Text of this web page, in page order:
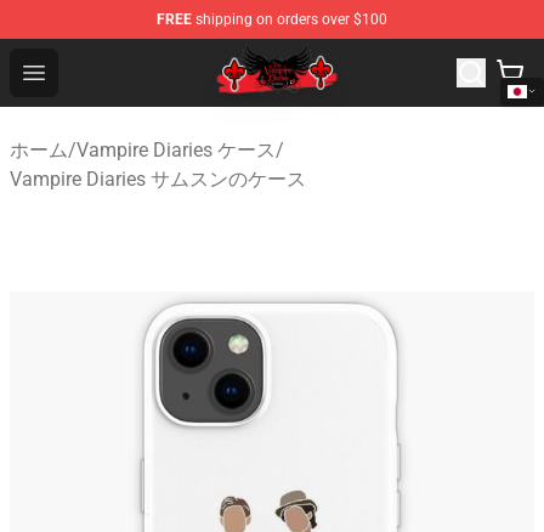
FREE shipping on orders over $100
Open menu
The Vampire Diaries Shop - Official The Vampire
ホーム/Vampire Diaries ケース/
Vampire Diaries サムスンのケース